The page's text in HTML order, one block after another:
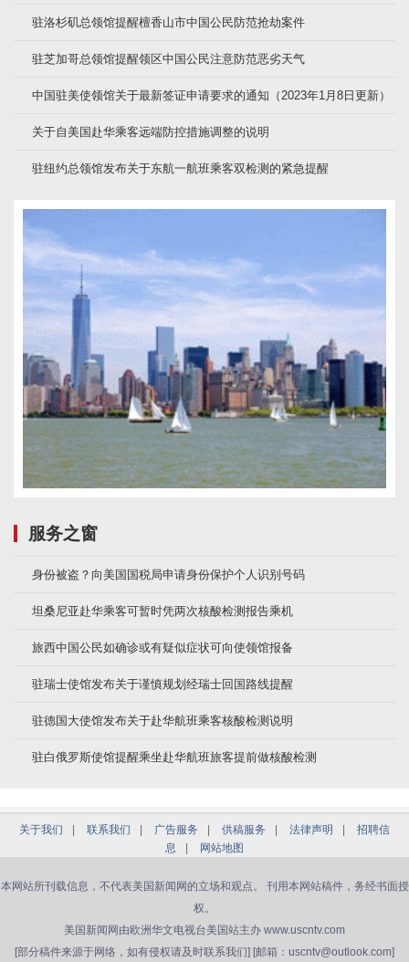
驻洛杉矶总领馆提醒檀香山市中国公民防范抢劫案件
驻芝加哥总领馆提醒领区中国公民注意防范恶劣天气
中国驻美使领馆关于最新签证申请要求的通知（2023年1月8日更新）
关于自美国赴华乘客远端防控措施调整的说明
驻纽约总领馆发布关于东航一航班乘客双检测的紧急提醒
服务之窗
身份被盗？向美国国税局申请身份保护个人识别号码
坦桑尼亚赴华乘客可暂时凭两次核酸检测报告乘机
旅西中国公民如确诊或有疑似症状可向使领馆报备
驻瑞士使馆发布关于谨慎规划经瑞士回国路线提醒
驻德国大使馆发布关于赴华航班乘客核酸检测说明
驻白俄罗斯使馆提醒乘坐赴华航班旅客提前做核酸检测
关于我们 | 联系我们 | 广告服务 | 供稿服务 | 法律声明 |
招聘信
息
| 网站地图
本网站所刊载信息，不代表美国新闻网的立场和观点。 刊用本网站稿件，务经书面授
权。
美国新闻网由欧洲华文电视台美国站主办 www.uscntv.com
[部分稿件来源于网络，如有侵权请及时联系我们] [邮箱：uscntv@outlook.com]